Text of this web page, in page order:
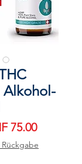
Alkohol-
75.00Sale-
Preis